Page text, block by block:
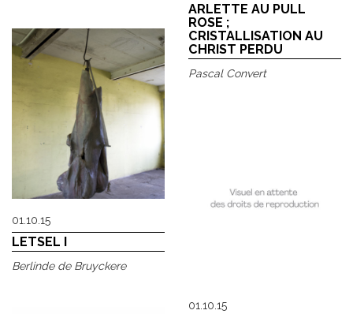
ARLETTE AU PULL
ROSE ;
CRISTALLISATION AU
CHRIST PERDU
Pascal Convert
01.10.15
LETSEL I
Berlinde de Bruyckere
01.10.15